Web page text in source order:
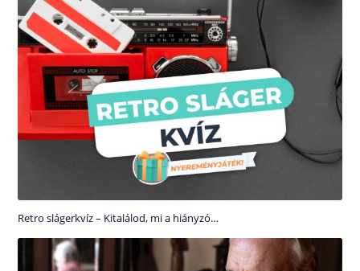
Retro slágerkvíz – Kitalálod, mi a hiányzó…